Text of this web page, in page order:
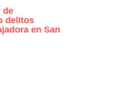
de
delitos
en San